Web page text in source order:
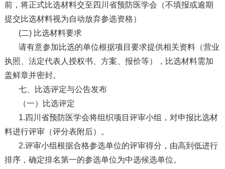
前，将正式比选材料交至四川省预防医学会（不填报或逾期
提交比选材料视为自动放弃参选资格）
(二) 比选材料要求
请有意参加比选的单位根据项目要求提供相关资料（营业
执照、法定代表人授权书、方案、报价等），比选材料需加
盖鲜章并密封。
七、比选评定与公告发布
（一）比选评定
1.四川省预防医学会将组织项目评审小组，对申报比选材
料进行评审（评分表附后）。
2.评审小组根据合格参选单位的评审得分，由高到低进行
排序，确定排名第一的参选单位为中选候选单位。